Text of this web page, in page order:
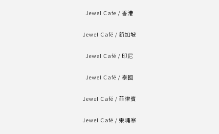
Jewel Cafe / 香港
Jewel Café / 新加坡
Jewel Café / 印尼
Jewel Café / 泰國
Jewel Café / 菲律賓
Jewel Café / 柬埔寨